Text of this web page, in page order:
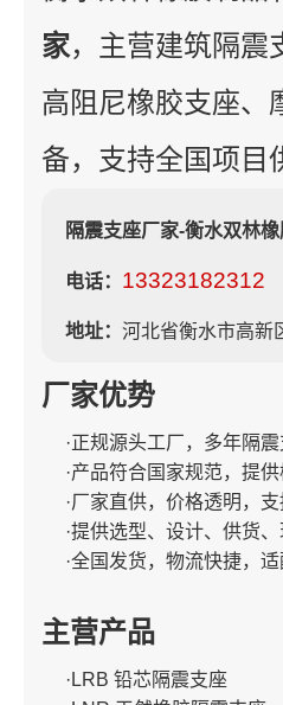
家，主营建筑隔震
高阻尼橡胶支座、
备，支持全国项目
隔震支座厂家-衡水双林
电话： 13323182312
地址： 河北省衡水市高新
厂家优势
·正规源头工厂，多年隔
·产品符合国家规范，提
·厂家直供，价格透明，
·提供选型、设计、供货
·全国发货，物流快捷，
主营产品
·LRB 铅芯隔震支座